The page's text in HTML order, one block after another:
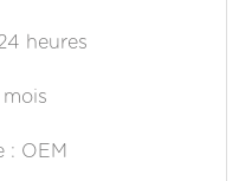
heures
: OEM